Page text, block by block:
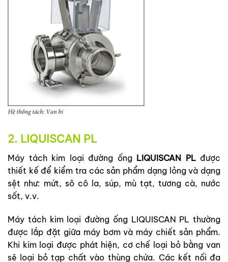
2. LIQUISCAN PL
Máy tách kim loại đường ống LIQUISCAN PLđược
thiết kế để kiểm tra các sản phẩm dạng lỏng và dạng
sệt như: mứt, sô cô la, súp, mù tạt, tương cà, nước
sốt, v.v.
Máy tách kim loại đường ống LIQUISCAN PL thường
được lắp đặt giữa máy bơm và máy chiết sản phẩm.
Khi kim loại được phát hiện, cơ chế loại bỏ bằng van
sẽ loại bỏ tạp chất vào thùng chứa. Các kết nối đa